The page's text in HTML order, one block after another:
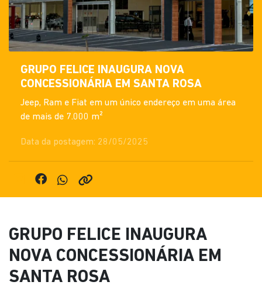
GRUPO FELICE INAUGURA NOVA
CONCESSIONÁRIA EM SANTA ROSA
Jeep, Ram e Fiat em um único endereço em uma área
de mais de 7.000 m²
Data da postagem: 28/05/2025
GRUPO FELICE INAUGURA
NOVA CONCESSIONÁRIA EM
SANTA ROSA